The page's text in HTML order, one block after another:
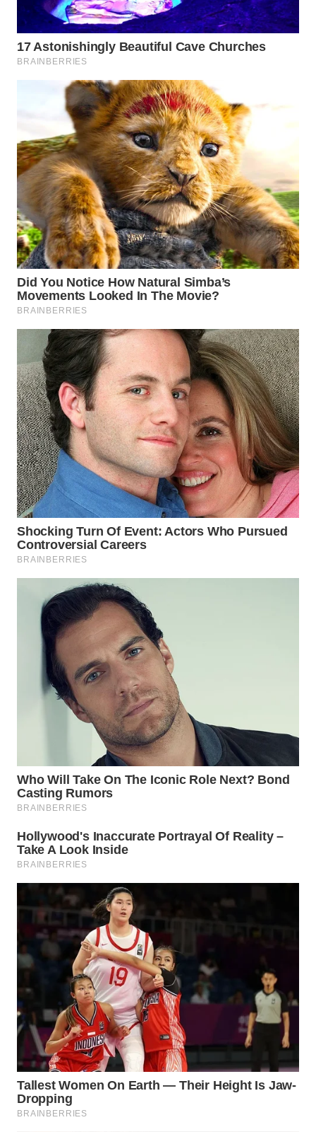
WN
KUNINGAN
MAJALENGKA
WN
SUBANG
WN
SUKABUMI
WN
PURWAKARTA
WN
PRIANGAN
TIMUR
WN
SEMARANG
WN
SOLO
BOROBUDUR
WN
MADURA
WN
SURABAYA
NATUNA
MANDALIKA
LIKUPANG
LABUANBAJO
WN
BORNEO
Media
Group
WAHANA
NEWS
WAHANA
TANI